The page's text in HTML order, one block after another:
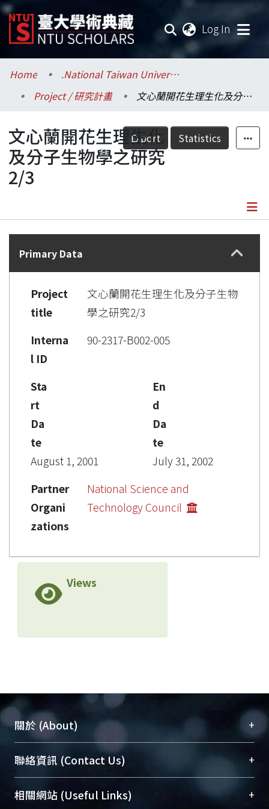
Log In
Communities & Collections
Research Outputs
Fundings & Projects
Researchers
Statistics
Home
.National Taiwan University / 國立臺灣大學
Project / 研究計畫
文心蘭開花生理生化及分子生物學之研究2/3
Export Statistics
文心蘭開花生理生化
及分子生物學之研究
2/3
Details
Primary Data
Project
title
文心蘭開花生理生化及分子生物
學之研究2/3
Interna
l ID
90-2317-B002-005
Sta
rt
Da
te
August 1, 2001
En
d
Da
te
July 31, 2002
Partner
Organi
zations
National Science and
Technology Council
Views
關於 (About) +
臺大位居世界頂尖大學之列，為永久珍藏及向國際
展現本校豐碩的研究成果及學術能量，圖書館整合
機構典藏（NTUR）與學術庫（AH）不同功能平
聯絡資訊 (Contact Us) +
總館學科館員(Main Library)
相關網站 (Useful Links) +